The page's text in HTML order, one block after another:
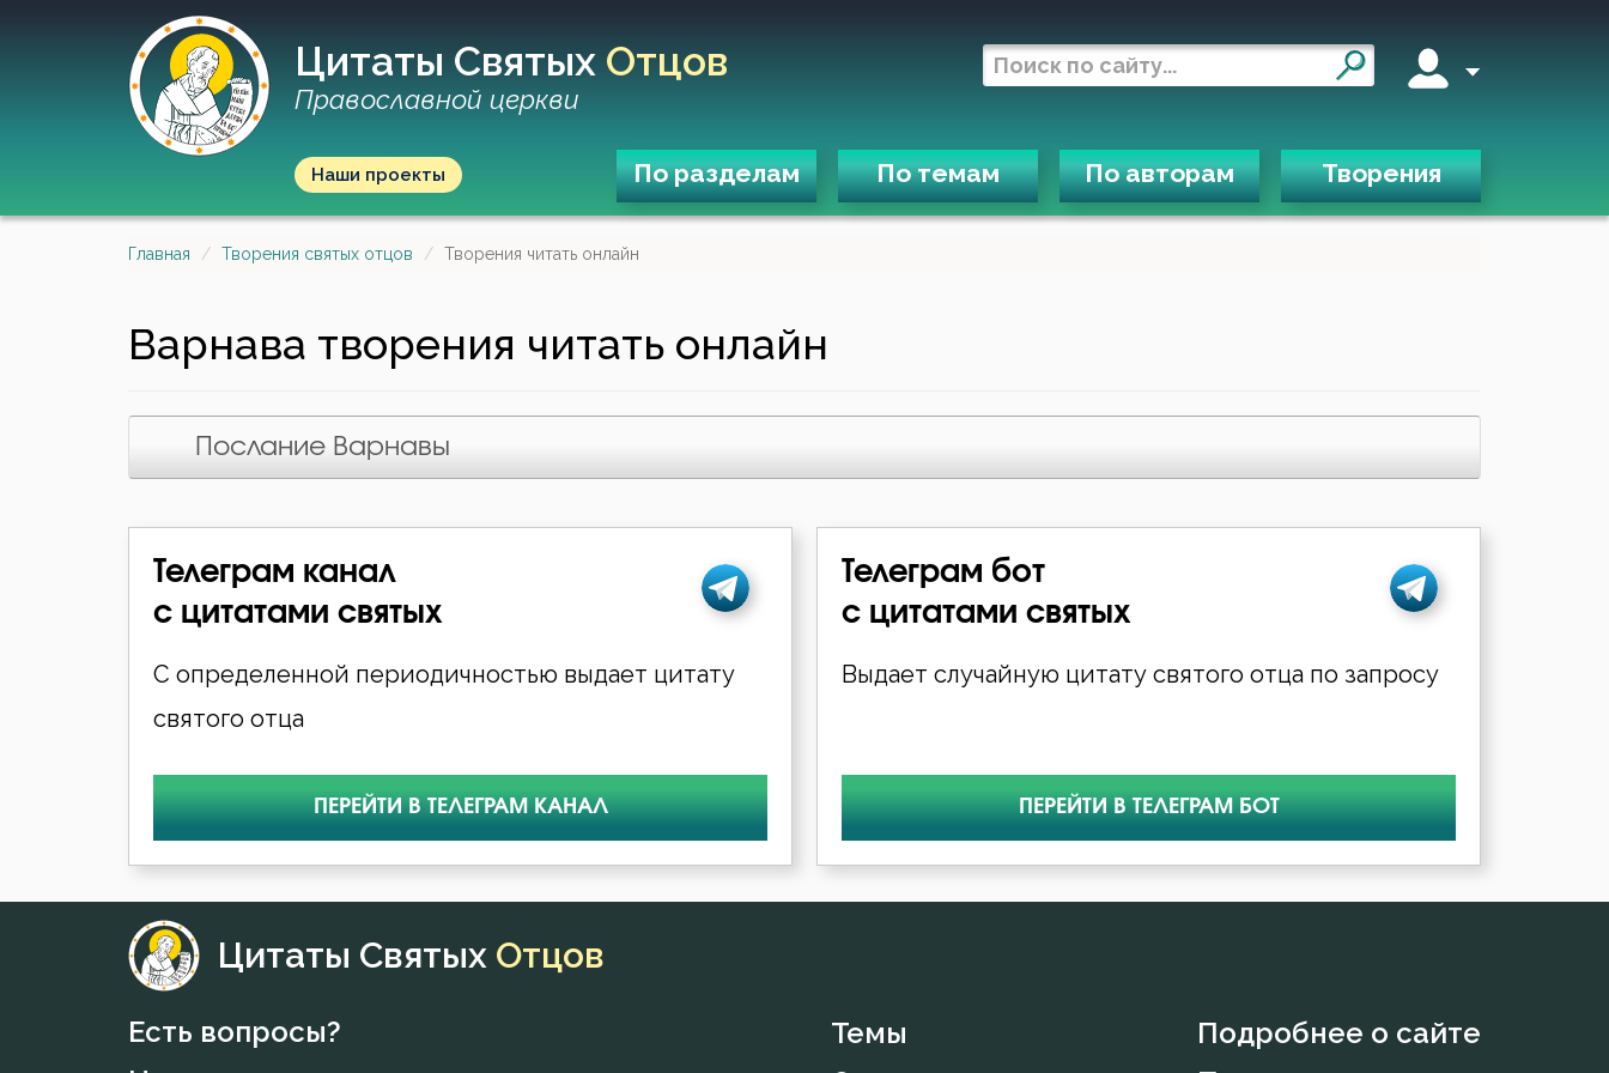
Цитаты Святых Отцов
Православной церкви
Наши проекты По разделам По темам По авторам Творения
Главная Творения святых отцов Творения читать онлайн
Варнава творения читать онлайн
Послание Варнавы
Телеграм канал
с цитатами святых
С определенной периодичностью выдает цитату
святого отца
ПЕРЕЙТИ В ТЕЛЕГРАМ КАНАЛ
Телеграм бот
с цитатами святых
Выдает случайную цитату святого отца по запросу
ПЕРЕЙТИ В ТЕЛЕГРАМ БОТ
Цитаты Святых Отцов
Есть вопросы?
Темы
Подробнее о сайте